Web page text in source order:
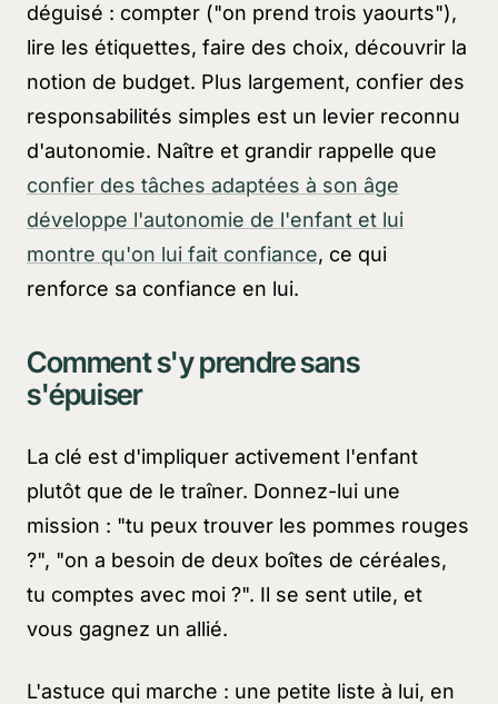
déguisé : compter ("on prend trois yaourts"),
lire les étiquettes, faire des choix, découvrir la
notion de budget. Plus largement, confier des
responsabilités simples est un levier reconnu
d'autonomie. Naître et grandir rappelle que
confier des tâches adaptées à son âge
développe l'autonomie de l'enfant et lui
montre qu'on lui fait confiance, ce qui
renforce sa confiance en lui.
Comment s'y prendre sans
s'épuiser
La clé est d'impliquer activement l'enfant
plutôt que de le traîner. Donnez-lui une
mission : "tu peux trouver les pommes rouges
?", "on a besoin de deux boîtes de céréales,
tu comptes avec moi ?". Il se sent utile, et
vous gagnez un allié.
L'astuce qui marche : une petite liste à lui, en